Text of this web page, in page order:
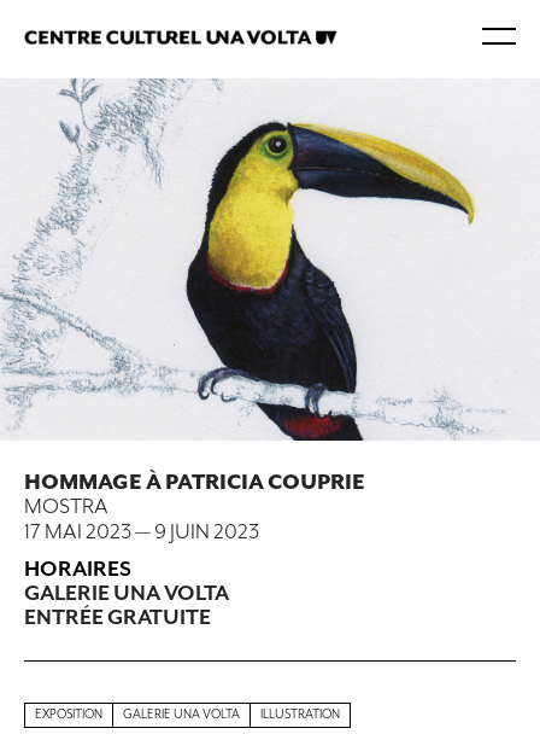
HOMMAGE À PATRICIA COUPRIE
MOSTRA
17 MAI 2023— 9 JUIN 2023
HORAIRES
GALERIE UNA VOLTA
ENTRÉE GRATUITE
EXPOSITION GALERIE UNA VOLTA ILLUSTRATION